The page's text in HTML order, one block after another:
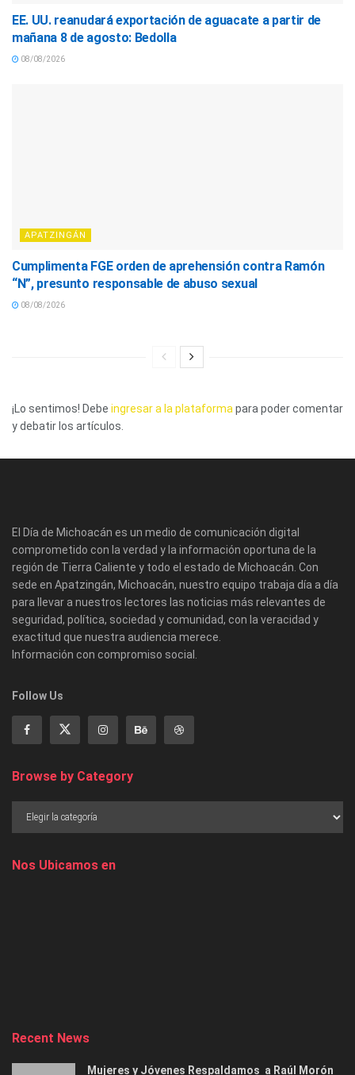
EE. UU. reanudará exportación de aguacate a partir de
mañana 8 de agosto: Bedolla
08/08/2026
APATZINGÁN
Cumplimenta FGE orden de aprehensión contra Ramón
“N”, presunto responsable de abuso sexual
08/08/2026
¡Lo sentimos! Debe ingresar a la plataforma para poder comentar
y debatir los artículos.
El Día de Michoacán es un medio de comunicación digital
comprometido con la verdad y la información oportuna de la
región de Tierra Caliente y todo el estado de Michoacán. Con
sede en Apatzingán, Michoacán, nuestro equipo trabaja día a día
para llevar a nuestros lectores las noticias más relevantes de
seguridad, política, sociedad y comunidad, con la veracidad y
exactitud que nuestra audiencia merece.
Información con compromiso social.
Follow Us
Browse by Category
Nos Ubicamos en
Recent News
Mujeres y Jóvenes Respaldamos a Raúl Morón